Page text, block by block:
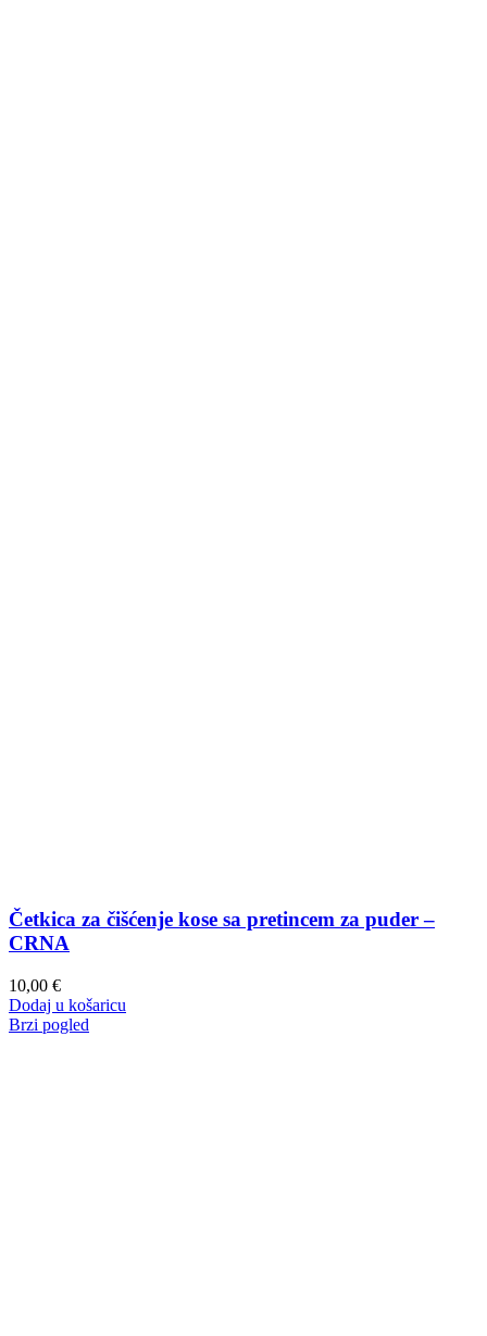
Četkica za čišćenje kose sa pretincem za puder –
CRNA
10,00 €
Dodaj u košaricu
Brzi pogled